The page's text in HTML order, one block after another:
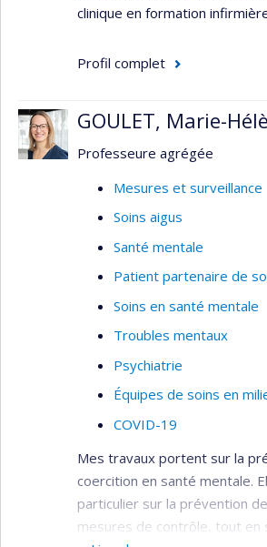
Intégration des
de soutien
clinique en formation
Profil complet
GOULET, Marie-
Professeure agrégée
Mesures et surveillance
Soins aigus
Santé mentale
Patient partenaire de
Soins en santé mentale
Troubles mentaux
Psychiatrie
Équipes de soins en
COVID-19
Mes travaux portent sur la
coercition en santé mentale.
particulier sur la prévention
mesures de contrôle, tout en